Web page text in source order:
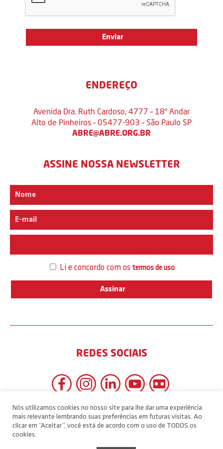
ENDEREÇO
Avenida Dra. Ruth Cardoso, 4777 – 18º Andar
Alto de Pinheiros – 05477-903 – São Paulo SP
ABRE@ABRE.ORG.BR
ASSINE NOSSA NEWSLETTER
Li e concordo com os termos de uso
REDES SOCIAIS
Nós utilizamos cookies no nosso site para lhe dar uma experiência
mais relevante lembrando suas preferências em futuras visitas. Ao
clicar em “Aceitar”, você está de acordo com o uso de TODOS os
cookies.